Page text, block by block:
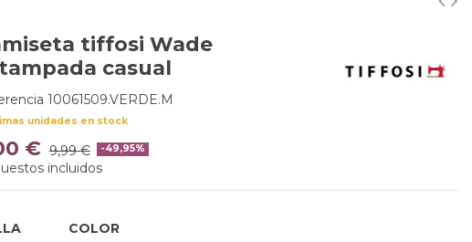
tiffosi Wade
casual
10061509.VERDE.M
unidades en stock
€ 9,99 € -49,95%
incluidos
COLOR